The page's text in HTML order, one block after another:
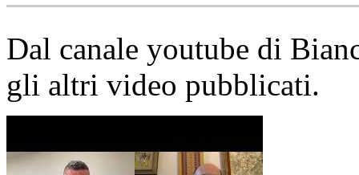
Dal canale youtube di
gli altri video pubblicati.